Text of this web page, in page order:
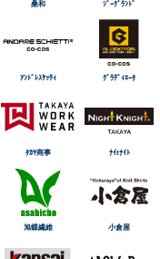
桑和 ｼﾞｰｸﾞﾗﾝﾄﾞ
ｱﾝﾄﾞﾚｽｹｯﾃｨ ｸﾞﾗﾃﾞｨｴｰﾀ
ﾀｶﾔ商事 ﾅｲtﾅｲﾄ
旭蝶繊維 小倉屋